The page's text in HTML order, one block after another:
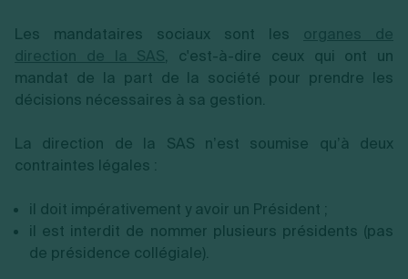
Les mandataires sociaux sont les organes de
direction de la SAS, c'est-à-dire ceux qui ont un
mandat de la part de la société pour prendre les
décisions nécessaires à sa gestion.
La direction de la SAS n’est soumise qu’à deux
contraintes légales :
il doit impérativement y avoir un Président ;
il est interdit de nommer plusieurs présidents (pas
de présidence collégiale).